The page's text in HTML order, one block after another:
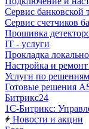
Сервис банковской
Сервис счетчиков
Прошивка
IT - услуги
Прокладка
Настройка и
Услуги по
Готовые решения
Битрикс24
1С-Битрикс:
Новости и акции